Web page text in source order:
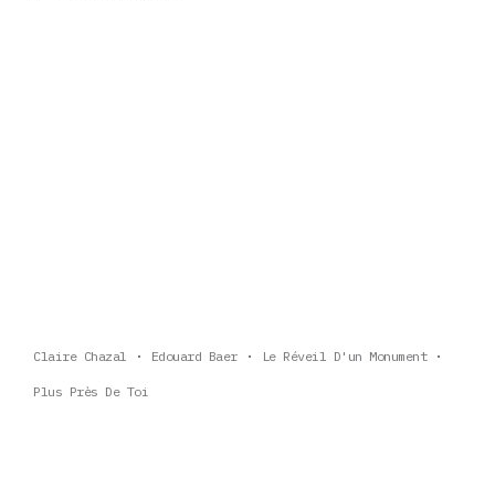
Claire Chazal Edouard Baer Le Réveil D'un Monument
Plus Près De Toi